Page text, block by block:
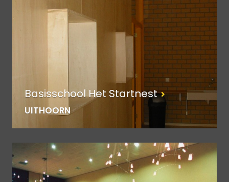
Basisschool Het Startnest
UITHOORN